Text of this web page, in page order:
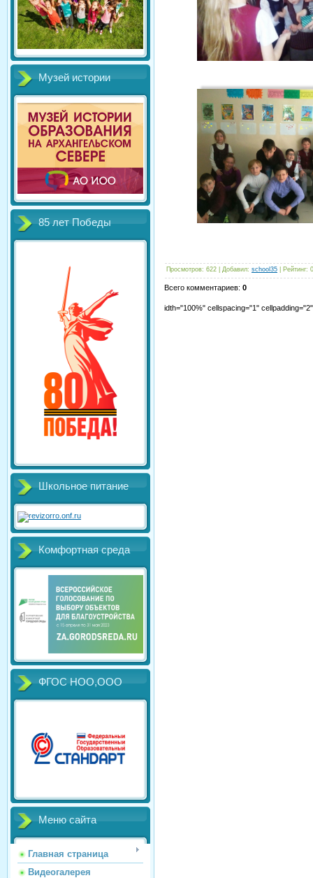
Музей истории
85 лет Победы
Школьное питание
Комфортная среда
ФГОС НОО,ООО
Меню сайта
Главная страница
Видеогалерея
Просмотров: 622 Добавил: school35 Рейтинг:
Всего комментариев: 0
idth="100%" cellspacing="1"